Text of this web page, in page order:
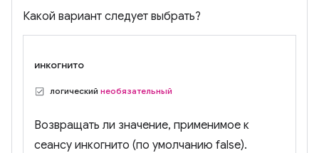
Какой вариант следует выбрать?
инкогнито
логический необязательный
Возвращать ли значение, применимое к
сеансу инкогнито (по умолчанию false).